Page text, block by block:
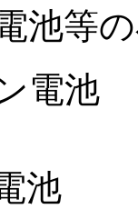
池等
電池
池